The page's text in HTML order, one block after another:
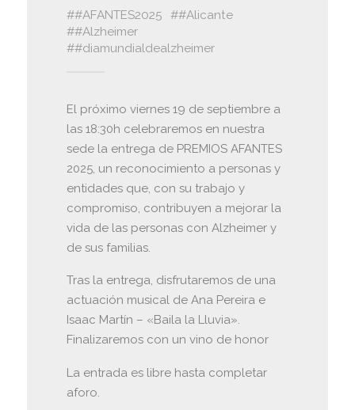
#AFANTES2025
#Alicante
#Alzheimer
#diamundialdealzheimer
El próximo viernes 19 de septiembre a
las 18:30h celebraremos en nuestra
sede la entrega de PREMIOS AFANTES
2025, un reconocimiento a personas y
entidades que, con su trabajo y
compromiso, contribuyen a mejorar la
vida de las personas con Alzheimer y
de sus familias.
Tras la entrega, disfrutaremos de una
actuación musical de Ana Pereira e
Isaac Martín – «Baila la Lluvia».
Finalizaremos con un vino de honor
La entrada es libre hasta completar
aforo.